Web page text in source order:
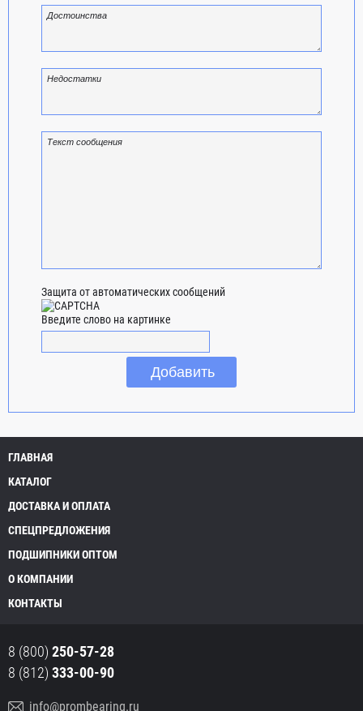
Защита от автоматических сообщений
Введите слово на картинке
ГЛАВНАЯ
КАТАЛОГ
ДОСТАВКА И ОПЛАТА
СПЕЦПРЕДЛОЖЕНИЯ
ПОДШИПНИКИ ОПТОМ
О КОМПАНИИ
КОНТАКТЫ
8 (800) 250-57-28
8 (812) 333-00-90
info@prombearing.ru